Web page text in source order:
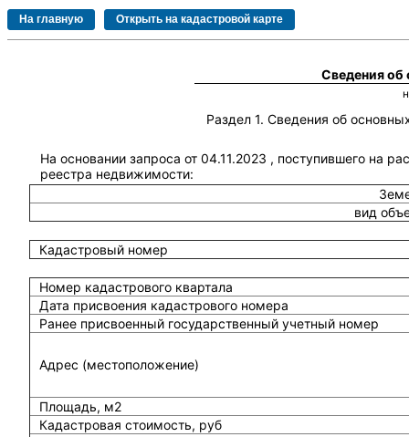
Сведения
Раздел 1. Сведения об
На основании запроса от 04.11.2023 , поступившего на
реестра недвижимости:
вид
Кадастровый номер
Номер кадастрового квартала
Дата присвоения кадастрового номера
Ранее присвоенный государственный учетный номер
Адрес (местоположение)
Площадь, м2
Кадастровая стоимость, руб